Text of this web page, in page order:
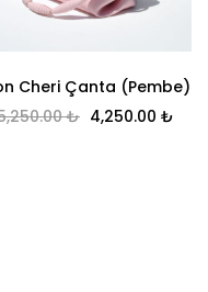
₺.
is: 4,250.00 ₺.
Cheri Çanta (Pembe)
₺ Original price
4,250.00 ₺